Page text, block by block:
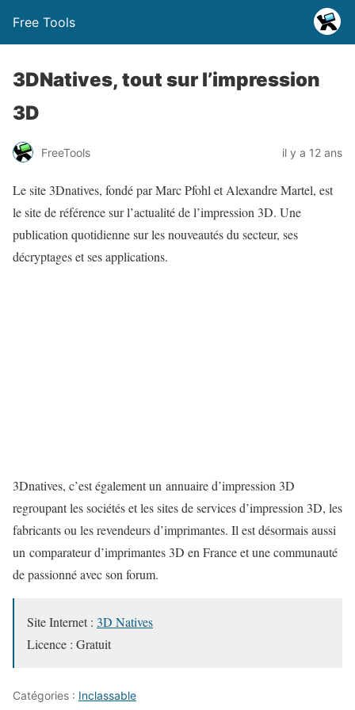
Free Tools
3DNatives, tout sur l’impression
3D
FreeTools il y a 12 ans
Le site 3Dnatives, fondé par Marc Pfohl et Alexandre Martel, est
le site de référence sur l’actualité de l’impression 3D. Une
publication quotidienne sur les nouveautés du secteur, ses
décryptages et ses applications.
3Dnatives, c’est également un annuaire d’impression 3D
regroupant les sociétés et les sites de services d’impression 3D, les
fabricants ou les revendeurs d’imprimantes. Il est désormais aussi
un comparateur d’imprimantes 3D en France et une communauté
de passionné avec son forum.
Site Internet : 3D Natives
Licence : Gratuit
Catégories : Inclassable